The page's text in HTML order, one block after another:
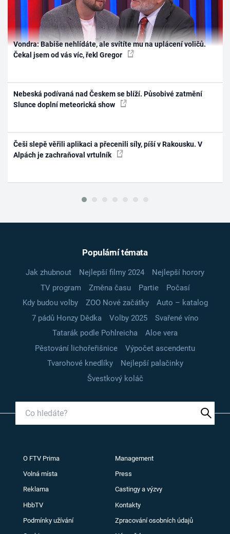
Vondra: Babiše nehlídáte, ale svítíte mu na uplácení voličů.
Čekal jsem od vás víc, řekl Gregor
Nebeská podívaná nad Českem se blíží. Působivé zatmění
Slunce doplní meteorická show
Češi slepě věřili aplikaci a přecenili síly, píší v Rakousku. V
Alpách je zachraňoval vrtulník
Populární témata
Jak zhubnout Nejlepší filmy 2024
Nejlepší horory
TV program
Změna času Partie
Počasí
Kdy budou volby
ZOO Nové začátky
Auto – katalog
7 pádů Honzy Dědka
Volby 2025
Svařené víno
Tatarák podle Pohlreicha
Aloe vera
Pěstování lichořeřišnice
Výpočet ascendentu
Tvarohové knedlíky
Nejlepší palačinky
Švestkový koláč
O FTV Prima Management
Volná místa Press
Reklama Castingy a výzvy
HbbTV Kontakty
Podmínky užívání Zpracování osobních údajů